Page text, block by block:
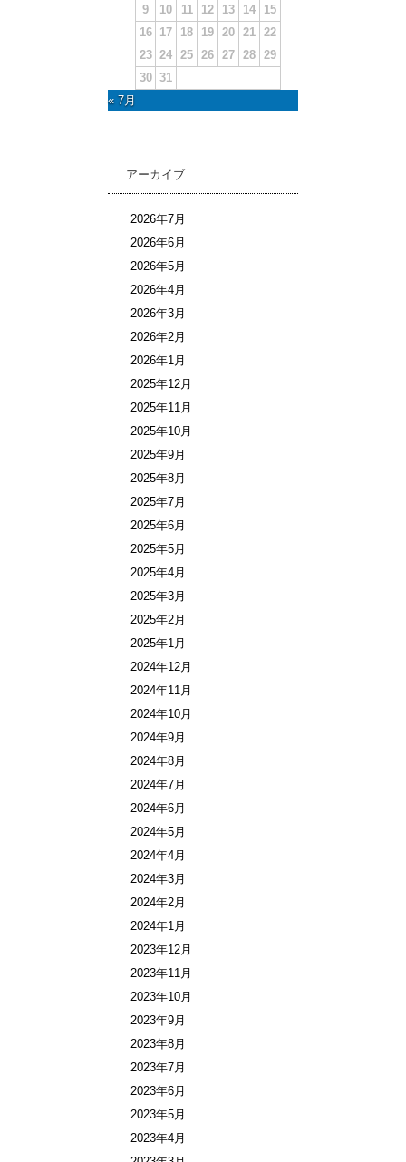
9
10 11 12 13 14
15
16
17 18 19 20 21 22
23 24 25 26 27 28 29
30 31
« 7月
アーカイブ
2026年7月
2026年6月
2026年5月
2026年4月
2026年3月
2026年2月
2026年1月
2025年12月
2025年11月
2025年10月
2025年9月
2025年8月
2025年7月
2025年6月
2025年5月
2025年4月
2025年3月
2025年2月
2025年1月
2024年12月
2024年11月
2024年10月
2024年9月
2024年8月
2024年7月
2024年6月
2024年5月
2024年4月
2024年3月
2024年2月
2024年1月
2023年12月
2023年11月
2023年10月
2023年9月
2023年8月
2023年7月
2023年6月
2023年5月
2023年4月